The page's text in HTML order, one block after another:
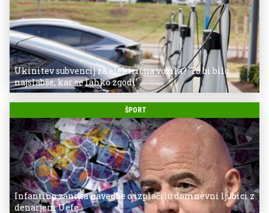
Ukinitev subvencij za električna vozila? 'To bi bilo
najslabše, kar se lahko zgodi'
ŠPORT
Infantino zanika navedbe o izplačilu domnevni ljubici z
denarjem Uefe